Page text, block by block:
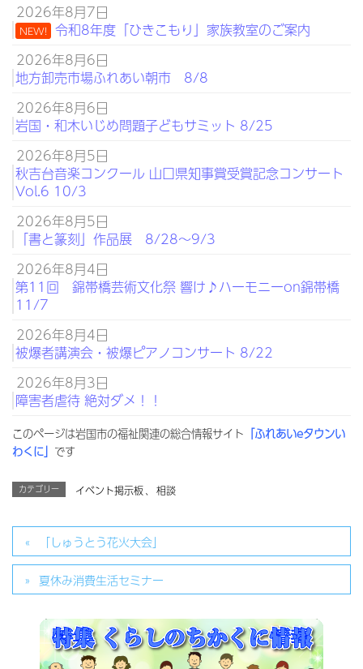
2026年8月7日
NEW! 令和8年度「ひきこもり」家族教室のご案内
2026年8月6日
地方卸売市場ふれあい朝市 8/8
2026年8月6日
岩国・和木いじめ問題子どもサミット 8/25
2026年8月5日
秋吉台音楽コンクール 山口県知事賞受賞記念コンサート
Vol.6 10/3
2026年8月5日
「書と篆刻」作品展 8/28～9/3
2026年8月4日
第11回 錦帯橋芸術文化祭 響け♪ハーモニーon錦帯橋
11/7
2026年8月4日
被爆者講演会・被爆ピアノコンサート 8/22
2026年8月3日
障害者虐待 絶対ダメ！！
このページは岩国市の福祉関連の総合情報サイト 「ふれあいeタウンい
わくに」 です
カテゴリー イベント掲示板、 相談
「しゅうとう花火大会」
夏休み消費生活セミナー